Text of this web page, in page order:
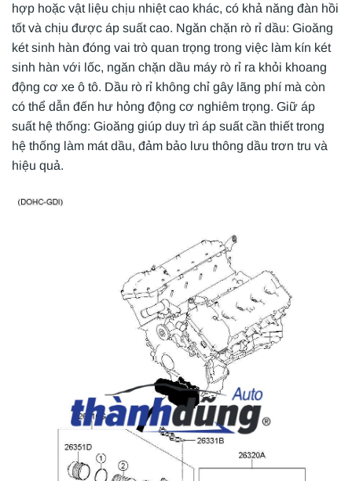
hợp hoặc vật liệu chịu nhiệt cao khác, có khả năng đàn hồi
tốt và chịu được áp suất cao. Ngăn chặn rò rỉ dầu: Gioăng
két sinh hàn đóng vai trò quan trọng trong việc làm kín két
sinh hàn với lốc, ngăn chặn dầu máy rò rỉ ra khỏi khoang
động cơ xe ô tô. Dầu rò rỉ không chỉ gây lãng phí mà còn
có thể dẫn đến hư hỏng động cơ nghiêm trọng. Giữ áp
suất hệ thống: Gioăng giúp duy trì áp suất cần thiết trong
hệ thống làm mát dầu, đảm bảo lưu thông dầu trơn tru và
hiệu quả.